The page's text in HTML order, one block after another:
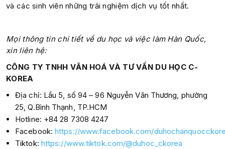
và các sinh viên những trải nghiệm dịch vụ tốt nhất.
Mọi thông tin chi tiết về du học và việc làm Hàn Quốc,
xin liên hệ:
CÔNG TY TNHH VĂN HOÁ VÀ TƯ VẤN DU HỌC C-
KOREA
Địa chỉ: Lầu 5, số 94 – 96 Nguyễn Văn Thương, phường
25, Q.Bình Thạnh, TP.HCM
Hotline: +84 28 7308 4247
Facebook: https://www.facebook.com/
Tiktok: https://www.tiktok.com/@duhoc_ckorea